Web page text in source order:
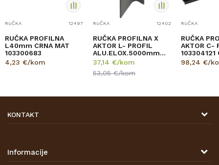
RUČKA 12497
RUČKA PROFILNA
L40mm CRNA MAT
103300683
4,23 €/kom
RUČKA 12402
RUČKA PROFILNA X
AKTOR L- PROFIL
ALU.ELOX.5000mm
103304041
37,14 €/kom
53,05€/kom
RUČKA
RUČKA
AKTOR C-
103304121
6000mm
98,24 €/
KONTAKT
47000 Karlovac
Informacije